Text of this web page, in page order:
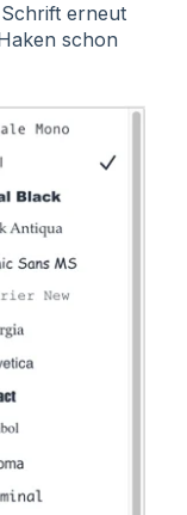
erneut
schon